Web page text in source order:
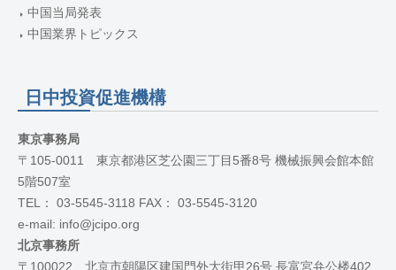
中国当局発表
中国業界トピックス
日中投資促進機構
東京事務局
〒105-0011 東京都港区芝公園三丁目5番8号 機械振興会館本館
5階507室
TEL： 03-5545-3118 FAX： 03-5545-3120
e-mail: info@jcipo.org
北京事務所
〒100022 北京市朝陽区建国門外大街甲26号 長富宮弁公楼402